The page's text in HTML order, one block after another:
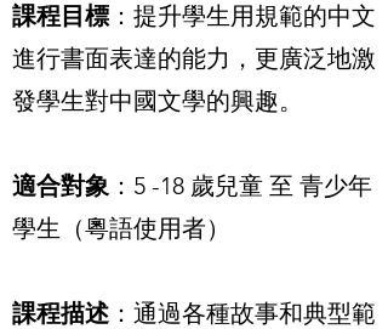
課程目標 ：提升學生用規範的中文
進行書面表達的能力，更廣泛地激
發學生對中國文學的興趣。
適合對象 ：5 -18 歲兒童 至 青少年
學生 （粵語使用者）
課程描述 ：通過各種故事和典型範